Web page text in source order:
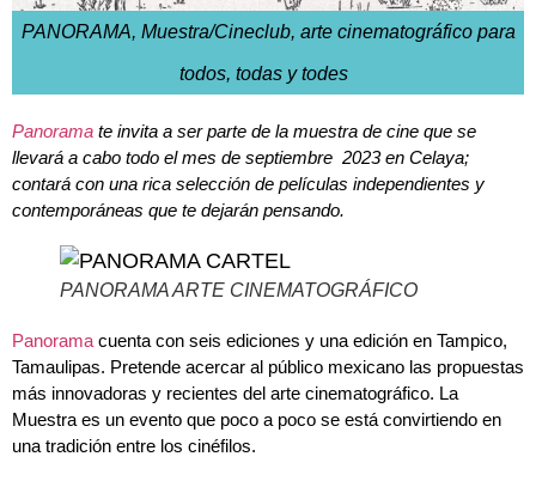
PANORAMA, Muestra/Cineclub, arte cinematográfico para
todos, todas y todes
Panorama te invita a ser parte de la muestra de cine que se
llevará a cabo todo el mes de septiembre 2023 en Celaya;
contará con una rica selección de películas independientes y
contemporáneas que te dejarán pensando.
PANORAMA ARTE CINEMATOGRÁFICO
Panorama cuenta con seis ediciones y una edición en Tampico,
Tamaulipas. Pretende acercar al público mexicano las propuestas
más innovadoras y recientes del arte cinematográfico. La
Muestra es un evento que poco a poco se está convirtiendo en
una tradición entre los cinéfilos.